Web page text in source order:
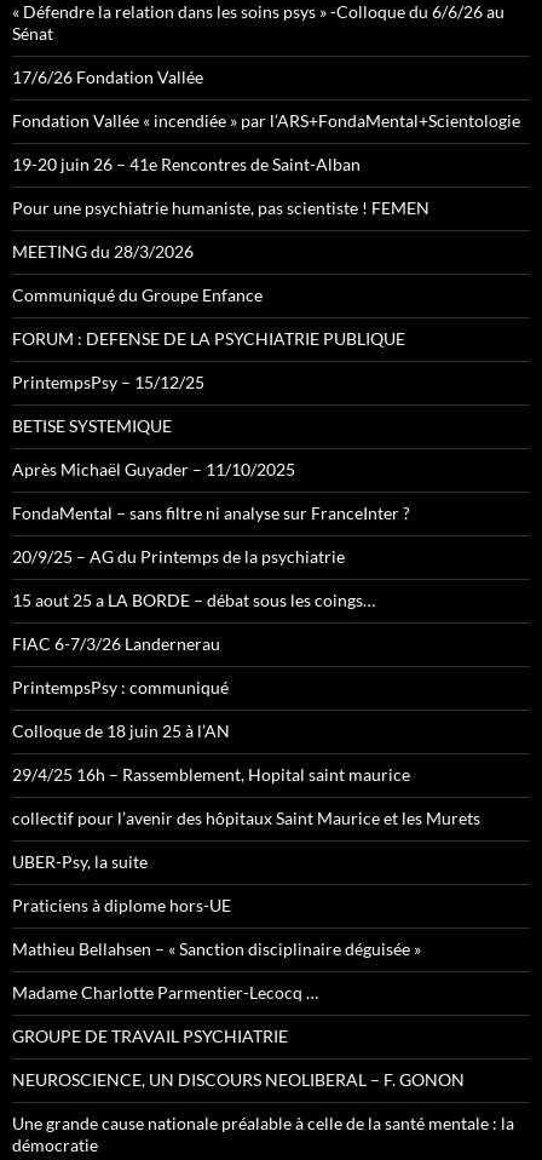
« Défendre la relation dans les soins psys » -Colloque du 6/6/26 au
Sénat
17/6/26 Fondation Vallée
Fondation Vallée « incendiée » par l’ARS+FondaMental+Scientologie
19-20 juin 26 – 41e Rencontres de Saint-Alban
Pour une psychiatrie humaniste, pas scientiste ! FEMEN
MEETING du 28/3/2026
Communiqué du Groupe Enfance
FORUM : DEFENSE DE LA PSYCHIATRIE PUBLIQUE
PrintempsPsy – 15/12/25
BETISE SYSTEMIQUE
Après Michaël Guyader – 11/10/2025
FondaMental – sans filtre ni analyse sur FranceInter ?
20/9/25 – AG du Printemps de la psychiatrie
15 aout 25 a LA BORDE – débat sous les coings…
FIAC 6-7/3/26 Landernerau
PrintempsPsy : communiqué
Colloque de 18 juin 25 à l’AN
29/4/25 16h – Rassemblement, Hopital saint maurice
collectif pour l’avenir des hôpitaux Saint Maurice et les Murets
UBER-Psy, la suite
Praticiens à diplome hors-UE
Mathieu Bellahsen – « Sanction disciplinaire déguisée »
Madame Charlotte Parmentier-Lecocq …
GROUPE DE TRAVAIL PSYCHIATRIE
NEUROSCIENCE, UN DISCOURS NEOLIBERAL – F. GONON
Une grande cause nationale préalable à celle de la santé mentale : la
démocratie